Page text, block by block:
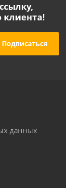
клиента!
данных